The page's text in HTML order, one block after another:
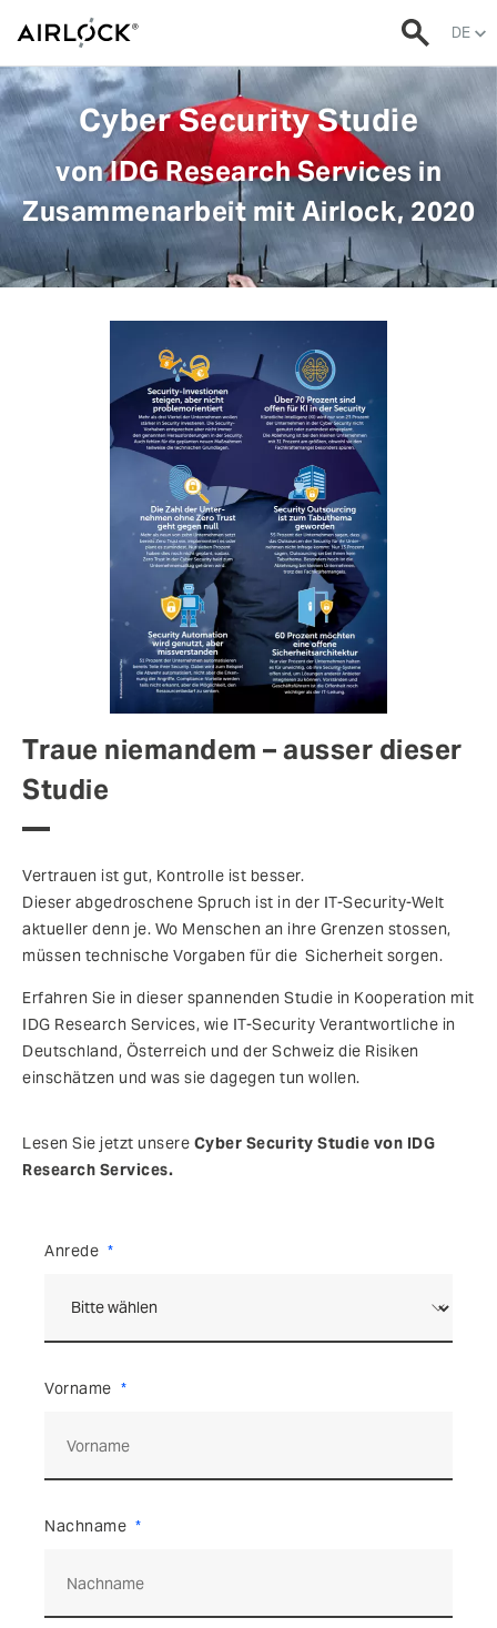
DE
Cyber Security Studie
von IDG Research Services in
Zusammenarbeit mit Airlock, 2020
Traue niemandem – ausser dieser
Studie
Vertrauen ist gut, Kontrolle ist besser.
Dieser abgedroschene Spruch ist in der IT-Security-Welt
aktueller denn je. Wo Menschen an ihre Grenzen stossen,
müssen technische Vorgaben für die Sicherheit sorgen.
Erfahren Sie in dieser spannenden Studie in Kooperation mit
IDG Research Services, wie IT-Security Verantwortliche in
Deutschland, Österreich und der Schweiz die Risiken
einschätzen und was sie dagegen tun wollen.
Lesen Sie jetzt unsere Cyber Security Studie von IDG
Research Services.
Anrede
Vorname
Nachname